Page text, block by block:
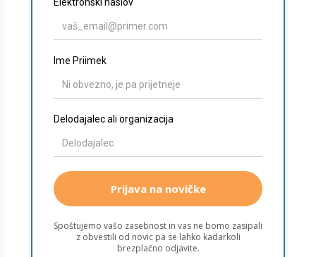
obremenitev. 3 nasveti za
uspešnejše usposabljanje kadrov:
Upoštevajmo želje zaposlenih
Komunikacija v timu in dobro
sodelovanje z zaposlenimi lahko
obrodi le dobre sadove in zato ga
umeščamo na prvo mesto. Seveda
pri usposabljanju vselej ne morem
upoštevati, kaj si neposredno želijo
sodelavci, sploh ob obveznih in
drugih vsebinah, lahko pa smo v
pogovoru z njimi odločni in
razumljivi do preferenc, ki jih
izrazijo. Načrtovanje pora...